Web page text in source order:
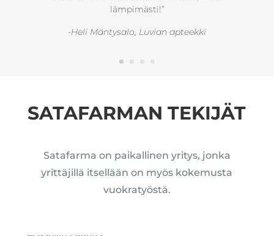
Leena Astala, Porin Asema-Apteekki
SATAFARMAN TEKIJÄT
Satafarma on paikallinen yritys, jonka
yrittäjillä itsellään on myös kokemusta
vuokratyöstä.